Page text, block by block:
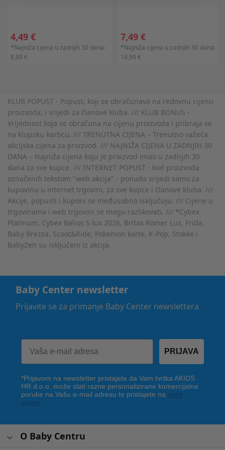
4,49 €
*Najniža cijena u zadnjih 30 dana:
8,99 €
7,49 €
*Najniža cijena u zadnjih 30 dana:
14,99 €
KLUB POPUST - Popust, koji se obračunava na redovnu cijenu
proizvoda, i vrijedi za članove kluba. /// KLUB BONUS -
Vrijednost koja se obračuna na cijenu proizvoda i pribraja se
na klupsku karticu. /// TRENUTNA CIJENA – Trenutno važeća
akcijska cijena za proizvod. /// NAJNIŽA CIJENA U ZADNJIH 30
DANA – Najniža cijena koju je proizvod imao u zadnjih 30
dana za sve kupce. /// INTERNET POPUST - kod proizvoda
označenih tekstom "web akcija" - ponuda vrijedi samo za
kupovinu u internet trgovini, za sve kupce i članove kluba. ///
Akcije, popusti i kuponi se međusobno isključuju. /// Cijene u
trgovinama i web trgovini se mogu razlikovati. /// *Cybex
Platinum, Cybex Balios S lux 2026, Britax Römer Lux, Frida,
Baby Brezza, Scoot&Ride, Pokemon karte, K-Pop, Stokke i
BabyZen su isključeni iz akcija.
Baby Center newsletter
Prijavite se za primanje Baby Center newslettera
PRIJAVA
*Prijavom na newsletter pristajete da Vam tvrtka AKIDS
HR d.o.o. može slati razne personalizirane komercijalne
poruke na Vašu e-mail adresu te pristajete na
O Baby Centru